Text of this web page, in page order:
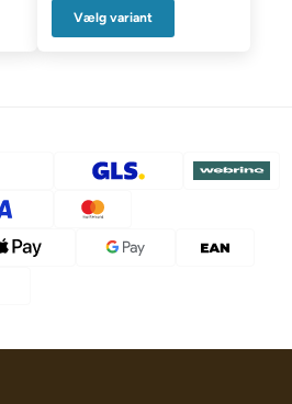
Vælg variant